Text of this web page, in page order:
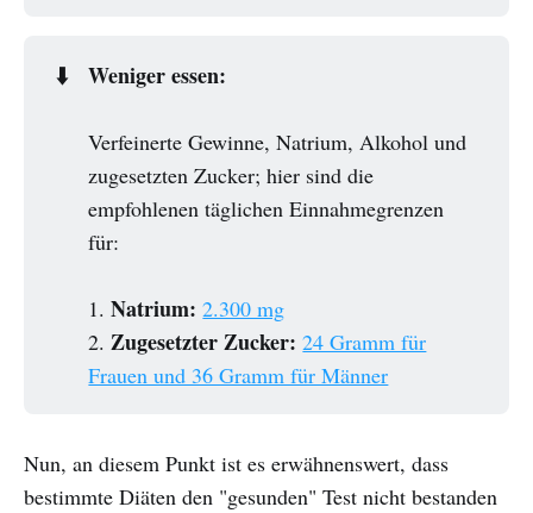
⬇️ Weniger essen:
Verfeinerte Gewinne, Natrium, Alkohol und
zugesetzten Zucker; hier sind die
empfohlenen täglichen Einnahmegrenzen
für:
1.Natrium: 2.300 mg
2.Zugesetzter Zucker: 24 Gramm für
Frauen und 36 Gramm für Männer
Nun, an diesem Punkt ist es erwähnenswert, dass
bestimmte Diäten den "gesunden" Test nicht bestanden